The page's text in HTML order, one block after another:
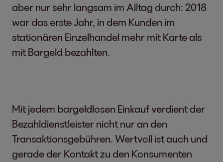
aber nur sehr langsam im Alltag durch: 2018
war das erste Jahr, in dem Kunden im
stationären Einzelhandel mehr mit Karte als
mit Bargeld bezahlten.
Mit jedem bargeldlosen Einkauf verdient der
Bezahldienstleister nicht nur an den
Transaktionsgebühren. Wertvoll ist auch und
gerade der Kontakt zu den Konsumenten